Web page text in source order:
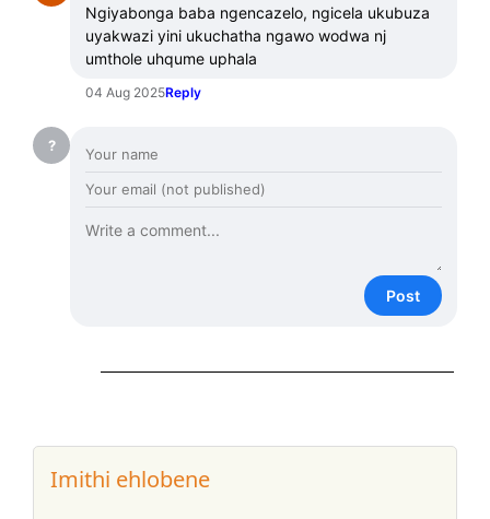
Ngiyabonga baba ngencazelo, ngicela ukubuza
uyakwazi yini ukuchatha ngawo wodwa nj
umthole uhqume uphala
04 Aug 2025Reply
?
Post
Imithi ehlobene